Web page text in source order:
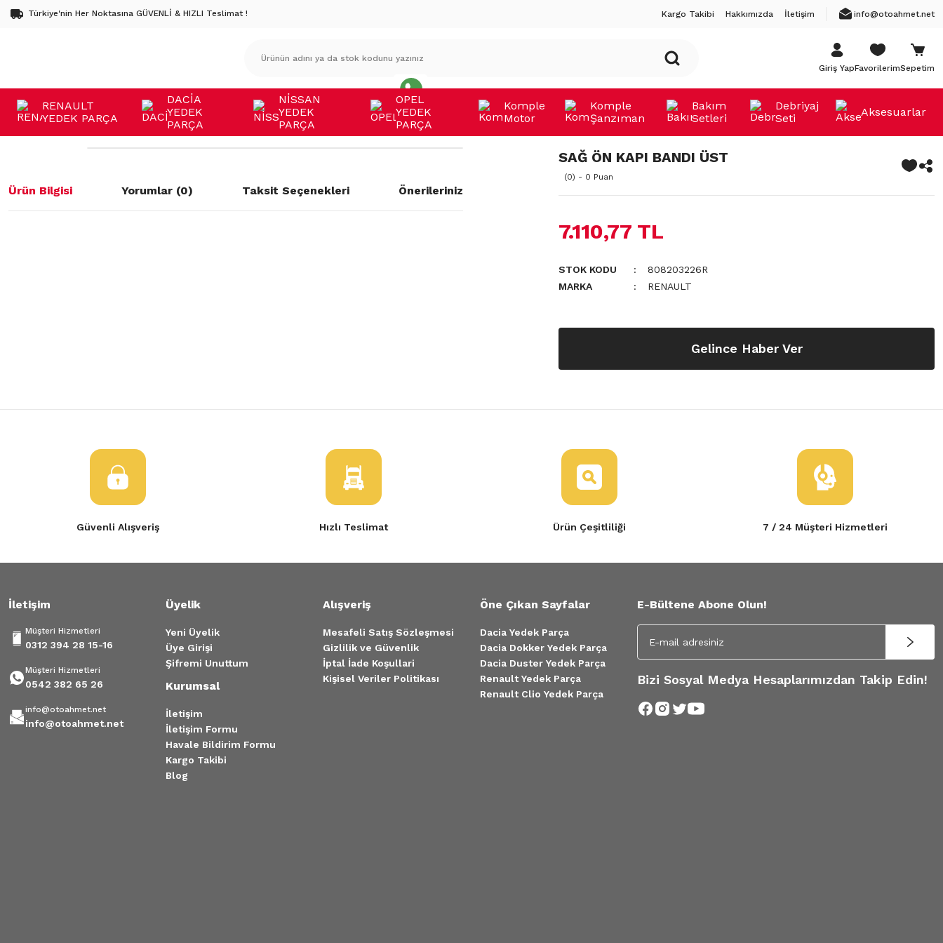
Türkiye'nin Her Noktasına GÜVENLİ & HIZLI Teslimat ! Kargo Takibi Hakkımızda İletişim info@otoahmet.net
Giriş YapFavorilerimSepetim
RENAULT
YEDEK PARÇA
DACİA
YEDEK
PARÇA
NİSSAN
YEDEK
PARÇA
OPEL
YEDEK
PARÇA
Komple
Motor
Komple
Şanzıman
Bakım
Setleri
Debriyaj
Seti
Aksesuarlar
Ürün Bilgisi Yorumlar (0) Taksit Seçenekleri Önerileriniz
SAĞ ÖN KAPI BANDI ÜST
(0) - 0 Puan
7.110,77 TL
STOK KODU
808203226R
MARKA
RENAULT
Gelince Haber Ver
Güvenli Alışveriş Hızlı Teslimat Ürün Çeşitliliği 7 / 24 Müşteri Hizmetleri
İletişim
Müşteri Hizmetleri
0312 394 28 15-16
Müşteri Hizmetleri
0542 382 65 26
info@otoahmet.net
info@otoahmet.net
Üyelik
Yeni Üyelik
Üye Girişi
Şifremi Unuttum
Kurumsal
İletişim
İletişim Formu
Havale Bildirim Formu
Kargo Takibi
Blog
Alışveriş
Mesafeli Satış Sözleşmesi
Gizlilik ve Güvenlik
İptal İade Koşullari
Kişisel Veriler Politikası
Öne Çıkan Sayfalar
Dacia Yedek Parça
Dacia Dokker Yedek Parça
Dacia Duster Yedek Parça
Renault Yedek Parça
Renault Clio Yedek Parça
E-Bültene Abone Olun!
Bizi Sosyal Medya Hesaplarımızdan Takip Edin!